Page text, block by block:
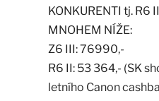
KONKURENTI tj. R6
MNOHEM NÍŽE:
Z6 III: 76990,-
R6 II: 53 364,- (SK
letního Canon